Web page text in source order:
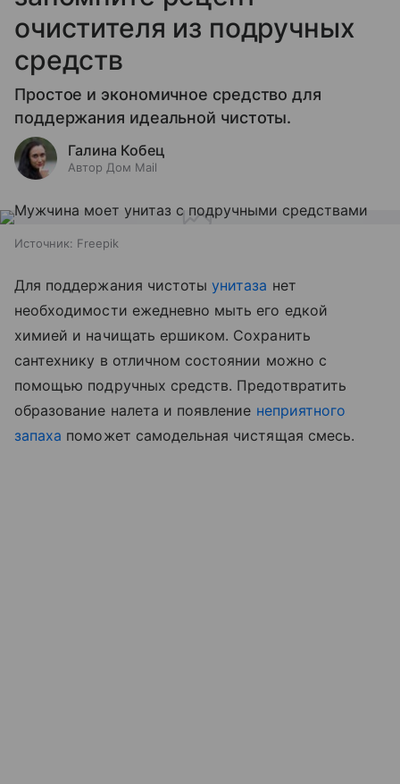
очистителя из подручных
средств
Простое и экономичное средство для
поддержания идеальной чистоты.
Галина Кобец
Автор Дом Mail
Источник: Freepik
Для поддержания чистотыунитаза нет
необходимости ежедневно мыть его едкой
химией и начищать ершиком. Сохранить
сантехнику в отличном состоянии можно с
помощью подручных средств. Предотвратить
образование налета и появление неприятного
запаха поможет самодельная чистящая смесь.